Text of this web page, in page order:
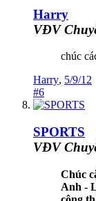
Harry
VĐV
chúc
Harry, 5/9/12
#6
SPORTS
VĐV
Chúc
Anh -